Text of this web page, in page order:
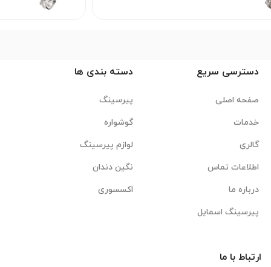
دسترسی سریع
صفحه اصلی
خدمات
گالری
اطلاعات تماس
درباره ما
پیرسینگ اسمایل
دسته بندی ها
پیرسینگ
گوشواره
لوازم پیرسینگ
نگین دندان
اکسسوری
ارتباط با ما